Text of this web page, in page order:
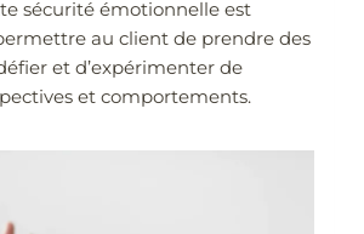
sécurité émotionnelle est
au client de prendre des
et d’expérimenter de
et comportements.